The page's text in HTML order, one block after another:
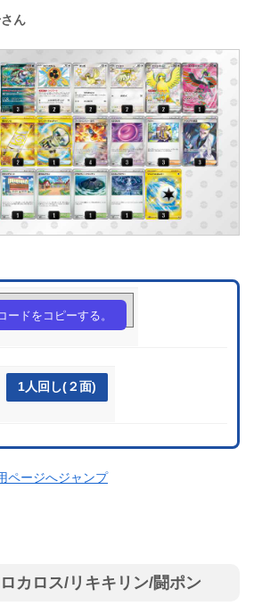
ん
6D5TYo-xY488x
ードをコピーする。
1人回し(２面)
ページへジャンプ
カロス/リキキリン/闘ポン